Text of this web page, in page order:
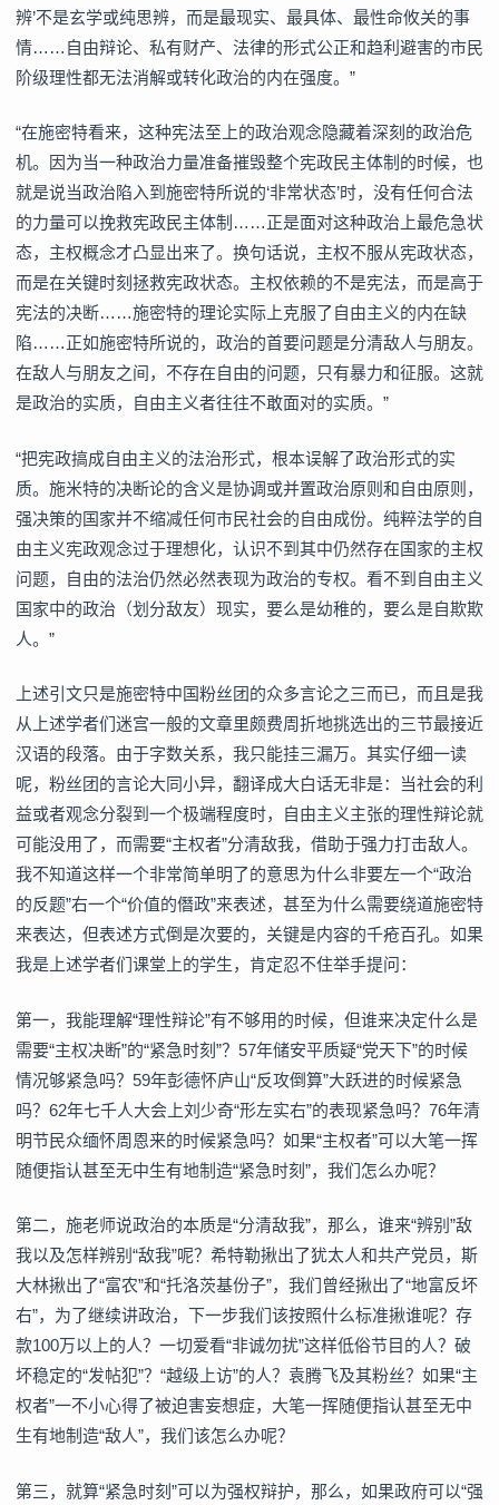
辨’不是玄学或纯思辨，而是最现实、最具体、最性命攸关的事
情……自由辩论、私有财产、法律的形式公正和趋利避害的市民
阶级理性都无法消解或转化政治的内在强度。”
“在施密特看来，这种宪法至上的政治观念隐藏着深刻的政治危
机。因为当一种政治力量准备摧毁整个宪政民主体制的时候，也
就是说当政治陷入到施密特所说的‘非常状态’时，没有任何合法
的力量可以挽救宪政民主体制……正是面对这种政治上最危急状
态，主权概念才凸显出来了。换句话说，主权不服从宪政状态，
而是在关键时刻拯救宪政状态。主权依赖的不是宪法，而是高于
宪法的决断……施密特的理论实际上克服了自由主义的内在缺
陷……正如施密特所说的，政治的首要问题是分清敌人与朋友。
在敌人与朋友之间，不存在自由的问题，只有暴力和征服。这就
是政治的实质，自由主义者往往不敢面对的实质。”
“把宪政搞成自由主义的法治形式，根本误解了政治形式的实
质。施米特的决断论的含义是协调或并置政治原则和自由原则，
强决策的国家并不缩减任何市民社会的自由成份。纯粹法学的自
由主义宪政观念过于理想化，认识不到其中仍然存在国家的主权
问题，自由的法治仍然必然表现为政治的专权。看不到自由主义
国家中的政治（划分敌友）现实，要么是幼稚的，要么是自欺欺
人。”
上述引文只是施密特中国粉丝团的众多言论之三而已，而且是我
从上述学者们迷宫一般的文章里颇费周折地挑选出的三节最接近
汉语的段落。由于字数关系，我只能挂三漏万。其实仔细一读
呢，粉丝团的言论大同小异，翻译成大白话无非是：当社会的利
益或者观念分裂到一个极端程度时，自由主义主张的理性辩论就
可能没用了，而需要“主权者”分清敌我，借助于强力打击敌人。
我不知道这样一个非常简单明了的意思为什么非要左一个“政治
的反题”右一个“价值的僭政”来表述，甚至为什么需要绕道施密特
来表达，但表述方式倒是次要的，关键是内容的千疮百孔。如果
我是上述学者们课堂上的学生，肯定忍不住举手提问：
第一，我能理解“理性辩论”有不够用的时候，但谁来决定什么是
需要“主权决断”的“紧急时刻”？57年储安平质疑“党天下”的时候
情况够紧急吗？59年彭德怀庐山“反攻倒算”大跃进的时候紧急
吗？62年七千人大会上刘少奇“形左实右”的表现紧急吗？76年清
明节民众缅怀周恩来的时候紧急吗？如果“主权者”可以大笔一挥
随便指认甚至无中生有地制造“紧急时刻”，我们怎么办呢？
第二，施老师说政治的本质是“分清敌我”，那么，谁来“辨别”敌
我以及怎样辨别“敌我”呢？希特勒揪出了犹太人和共产党员，斯
大林揪出了“富农”和“托洛茨基份子”，我们曾经揪出了“地富反坏
右”，为了继续讲政治，下一步我们该按照什么标准揪谁呢？存
款100万以上的人？一切爱看“非诚勿扰”这样低俗节目的人？破
坏稳定的“发帖犯”？“越级上访”的人？袁腾飞及其粉丝？如果“主
权者”一不小心得了被迫害妄想症，大笔一挥随便指认甚至无中
生有地制造“敌人”，我们该怎么办呢？
第三，就算“紧急时刻”可以为强权辩护，那么，如果政府可以“强